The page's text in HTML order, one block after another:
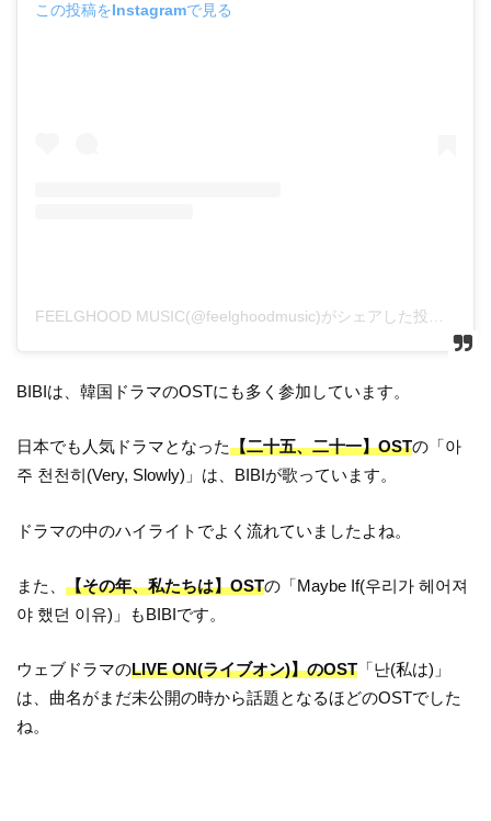
この投稿をInstagramで見る
BIBIは、韓国ドラマのOSTにも多く参加しています。
日本でも人気ドラマとなった【二十五、二十一】OSTの「아
주 천천히(Very, Slowly)」は、BIBIが歌っています。
ドラマの中のハイライトでよく流れていましたよね。
また、【その年、私たちは】OSTの「Maybe If(우리가 헤어져
야 했던 이유)」もBIBIです。
ウェブドラマのLIVE ON(ライブオン)】のOST 「난(私は)」
は、曲名がまだ未公開の時から話題となるほどのOSTでした
ね。